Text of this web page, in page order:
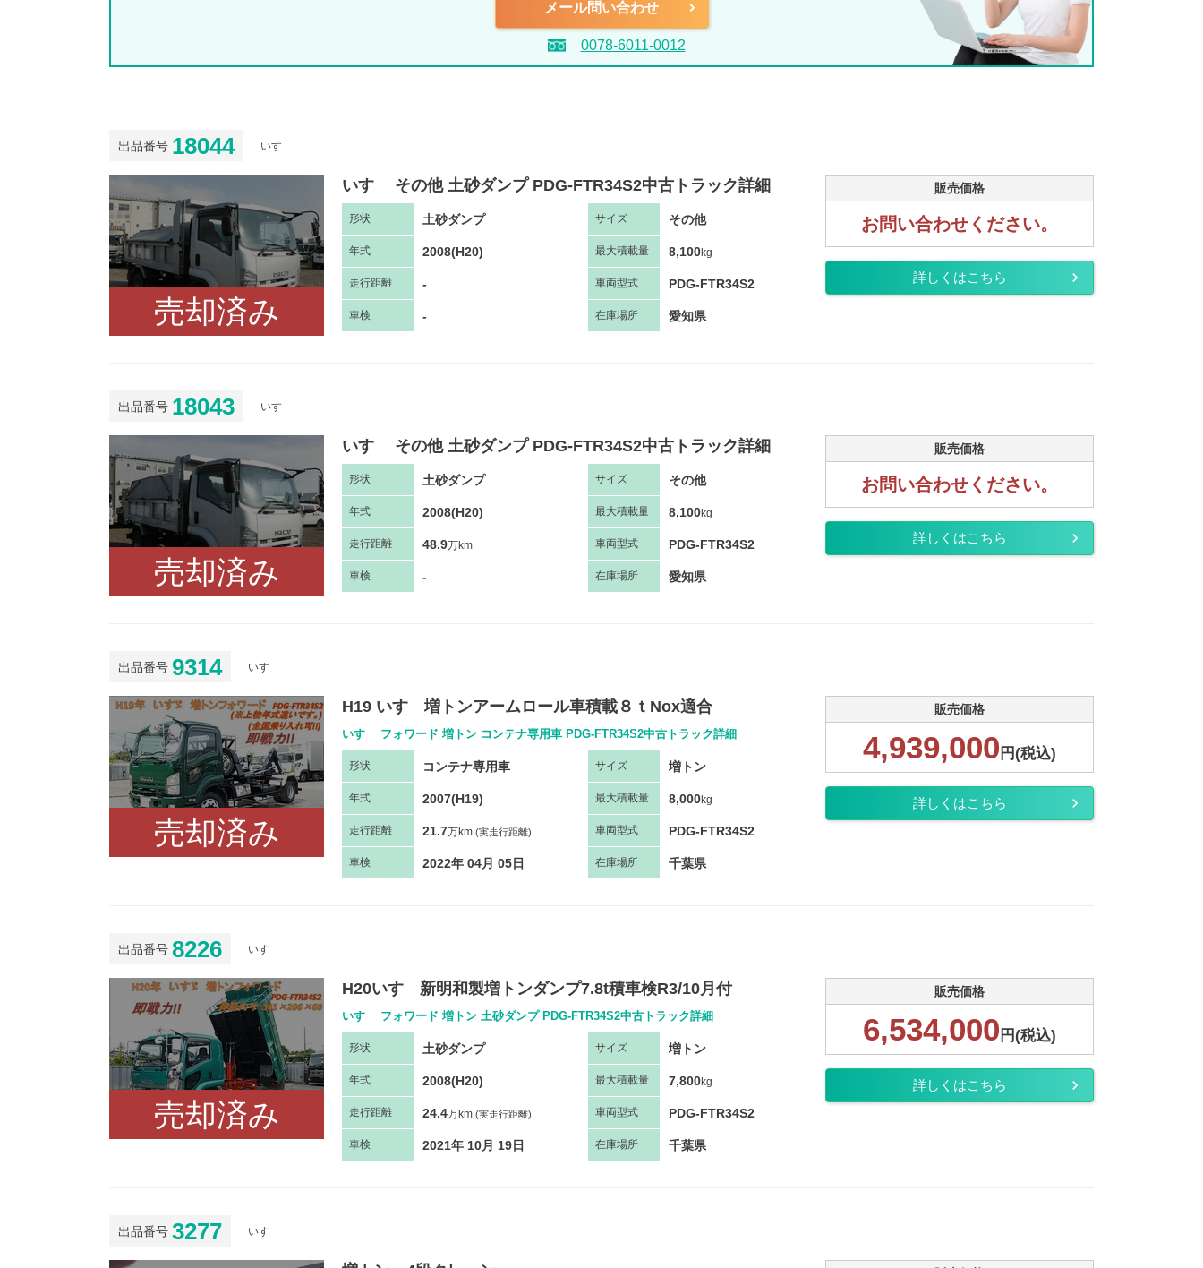
メール問い合わせ
0078-6011-0012
出品番号 18044 いすゞ
売却済み
いすゞ その他 土砂ダンプ PDG-FTR34S2中古トラック詳細
形状 土砂ダンプ サイズ その他
年式 2008(H20) 最大積載量 8,100kg
走行距離 - 車両型式 PDG-FTR34S2
車検 - 在庫場所 愛知県
販売価格
お問い合わせください。
詳しくはこちら
出品番号 18043 いすゞ
売却済み
いすゞ その他 土砂ダンプ PDG-FTR34S2中古トラック詳細
形状 土砂ダンプ サイズ その他
年式 2008(H20) 最大積載量 8,100kg
走行距離 48.9万km 車両型式 PDG-FTR34S2
車検 - 在庫場所 愛知県
販売価格
お問い合わせください。
詳しくはこちら
出品番号 9314 いすゞ
売却済み
H19 いすゞ増トンアームロール車積載８ｔNox適合
いすゞ フォワード 増トン コンテナ専用車 PDG-FTR34S2中古トラック詳細
形状 コンテナ専用車 サイズ 増トン
年式 2007(H19) 最大積載量 8,000kg
走行距離 21.7万km (実走行距離) 車両型式 PDG-FTR34S2
車検 2022年 04月 05日 在庫場所 千葉県
販売価格
4,939,000 円(税込)
詳しくはこちら
出品番号 8226 いすゞ
売却済み
H20いすゞ新明和製増トンダンプ7.8t積車検R3/10月付
いすゞ フォワード 増トン 土砂ダンプ PDG-FTR34S2中古トラック詳細
形状 土砂ダンプ サイズ 増トン
年式 2008(H20) 最大積載量 7,800kg
走行距離 24.4万km (実走行距離) 車両型式 PDG-FTR34S2
車検 2021年 10月 19日 在庫場所 千葉県
販売価格
6,534,000 円(税込)
詳しくはこちら
出品番号 3277 いすゞ